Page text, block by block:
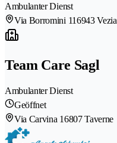
Ambulanter Dienst
Via Borromini 116943 Vezia
Team Care Sagl
Ambulanter Dienst
Geöffnet
Via Carvina 16807 Taverne